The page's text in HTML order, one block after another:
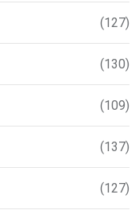
(127)
(130)
(109)
(137)
(127)